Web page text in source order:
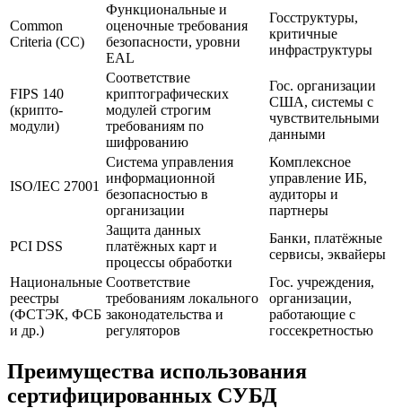
Common
Criteria (CC)
Функциональные и
оценочные требования
безопасности, уровни
EAL
Госструктуры,
критичные
инфраструктуры
FIPS 140
(крипто-
модули)
Соответствие
криптографических
модулей строгим
требованиям по
шифрованию
Гос. организации
США, системы с
чувствительными
данными
ISO/IEC 27001
Система управления
информационной
безопасностью в
организации
Комплексное
управление ИБ,
аудиторы и
партнеры
PCI DSS
Защита данных
платёжных карт и
процессы обработки
Банки, платёжные
сервисы, эквайеры
Национальные
реестры
(ФСТЭК, ФСБ
и др.)
Соответствие
требованиям локального
законодательства и
регуляторов
Гос. учреждения,
организации,
работающие с
госсекретностью
Преимущества использования
сертифицированных СУБД